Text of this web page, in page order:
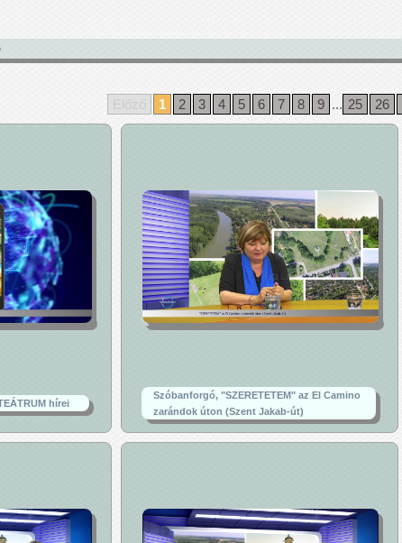
1 2 3 4 5 6 7 8 9 ... 25 26
hírei
Szóbanforgó, "SZERETETEM" az El Camino
zarándok úton (Szent Jakab-út)